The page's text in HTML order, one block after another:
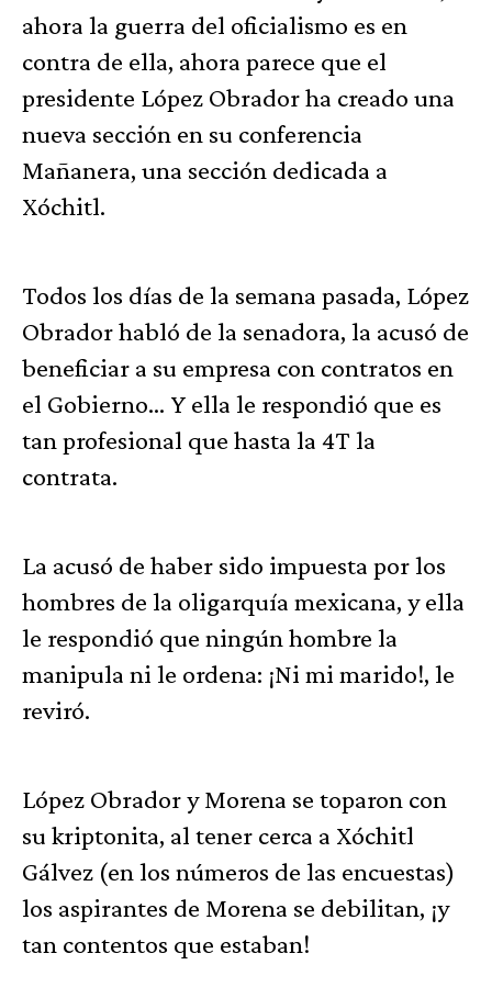
ahora la guerra del oficialismo es en
contra de ella, ahora parece que el
presidente López Obrador ha creado una
nueva sección en su conferencia
Mañanera, una sección dedicada a
Xóchitl.
Todos los días de la semana pasada, López
Obrador habló de la senadora, la acusó de
beneficiar a su empresa con contratos en
el Gobierno… Y ella le respondió que es
tan profesional que hasta la 4T la
contrata.
La acusó de haber sido impuesta por los
hombres de la oligarquía mexicana, y ella
le respondió que ningún hombre la
manipula ni le ordena: ¡Ni mi marido!, le
reviró.
López Obrador y Morena se toparon con
su kriptonita, al tener cerca a Xóchitl
Gálvez (en los números de las encuestas)
los aspirantes de Morena se debilitan, ¡y
tan contentos que estaban!